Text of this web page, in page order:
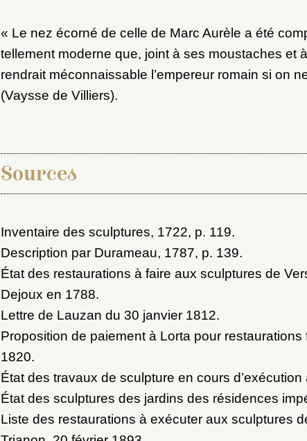
« Le nez écorné de celle de Marc Aurèle a été
tellement moderne que, joint à ses moustaches et
rendrait méconnaissable l’empereur romain si on
(Vaysse de Villiers).
Sources
Inventaire des sculptures, 1722, p. 119.
Description par Durameau, 1787, p. 139.
État des restaurations à faire aux sculptures de
Dejoux en 1788.
Lettre de Lauzan du 30 janvier 1812.
Proposition de paiement à Lorta pour
1820.
État des travaux de sculpture en cours
État des sculptures des jardins des résidences
Liste des restaurations à exécuter aux sculptures